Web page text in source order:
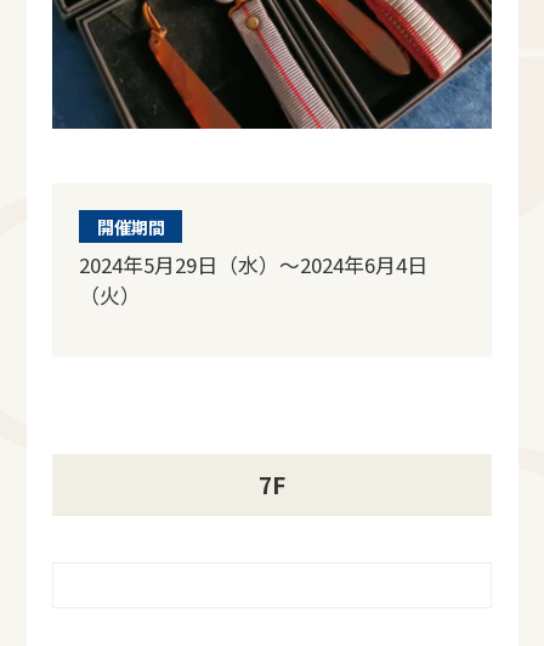
開催期間
2024年5月29日（水）～2024年6月4日
（火）
7F